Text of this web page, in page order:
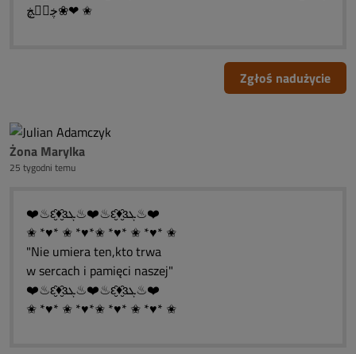
❤❀ڿڰۣڿ ✬
Zgłoś nadużycie
Żona Marylka
25 tygodni temu
❤️♨ԑ̮̑♦̮̑ɜܓ♨❤️♨ԑ̮̑♦̮̑ɜܓ♨❤️
✬ *♥* ✬ *♥*✬ *♥* ✬ *♥* ✬
"Nie umiera ten,kto trwa
w sercach i pamięci naszej"
❤️♨ԑ̮̑♦̮̑ɜܓ♨❤️♨ԑ̮̑♦̮̑ɜܓ♨❤️
✬ *♥* ✬ *♥*✬ *♥* ✬ *♥* ✬